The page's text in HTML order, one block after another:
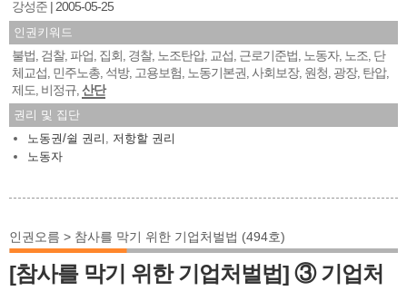
강성준
2005-05-25
인권키워드
불법 검찰, 파업 집회 경찰, 노조탄압, 교섭 근로기준법 노동자, 노조 단
체교섭 민주노총 석방, 고용보험 노동기본권 사회보장, 원청 광장, 탄압,
제도 비정규 산단
권리 및 집단
노동권/쉴 권리
저항할 권리
노동자
인권오름 > 참사를 막기 위한 기업처벌법 (494호)
[참사를 막기 위한 기업처벌법] ③ 기업처